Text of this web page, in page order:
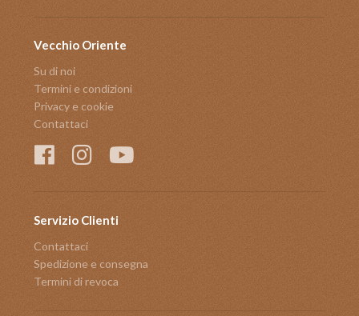
Vecchio Oriente
Su di noi
Termini e condizioni
Privacy e cookie
Contattaci
Servizio Clienti
Contattaci
Spedizione e consegna
Termini di revoca